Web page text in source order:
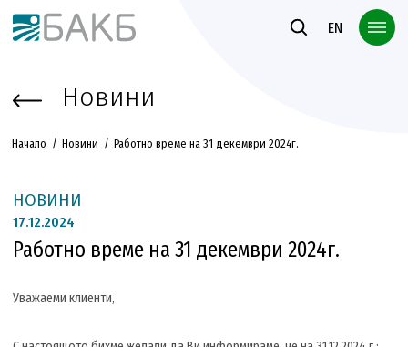
Към основното съдържание
EN
Новини
Начало Новини Работно време на 31 декември 2024г.
НОВИНИ
17.12.2024
Работно време на 31 декември 2024г.
Уважаеми клиенти,